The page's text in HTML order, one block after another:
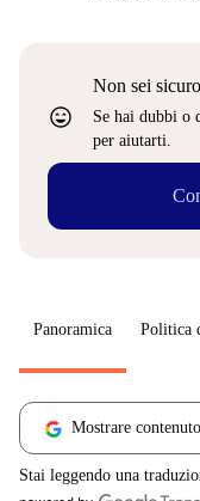
sentiment_very_satisfied
Non sei
Se hai dubbi o
per aiutarti.
Panoramica Politica
Mostrare
Stai leggendo una